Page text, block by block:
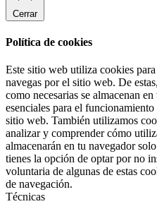
Cerrar
Política de cookies
Este sitio web utiliza cookies
navegas por el sitio web. De
como necesarias se almacenan
esenciales para el
sitio web. También utilizamos
analizar y comprender cómo
almacenarán en tu navegador
tienes la opción de optar por no
voluntaria de algunas de estas
de navegación.
Técnicas